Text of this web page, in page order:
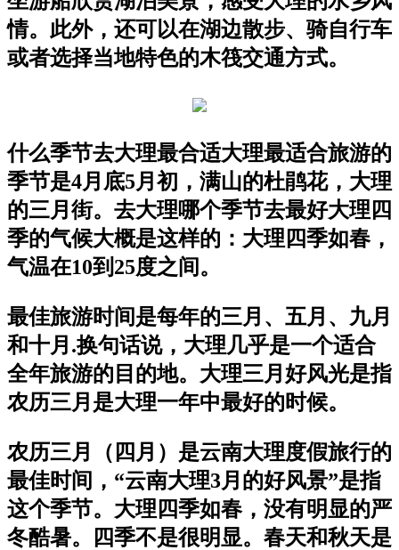
情。此外，还可以在湖边散步、骑自行车
或者选择当地特色的木筏交通方式。
什么季节去大理最合适大理最适合旅游的
季节是4月底5月初，满山的杜鹃花，大理
的三月街。去大理哪个季节去最好大理四
季的气候大概是这样的：大理四季如春，
气温在10到25度之间。
最佳旅游时间是每年的三月、五月、九月
和十月.换句话说，大理几乎是一个适合
全年旅游的目的地。大理三月好风光是指
农历三月是大理一年中最好的时候。
农历三月（四月）是云南大理度假旅行的
最佳时间，“云南大理3月的好风景”是指
这个季节。大理四季如春，没有明显的严
冬酷暑。四季不是很明显。春天和秋天是